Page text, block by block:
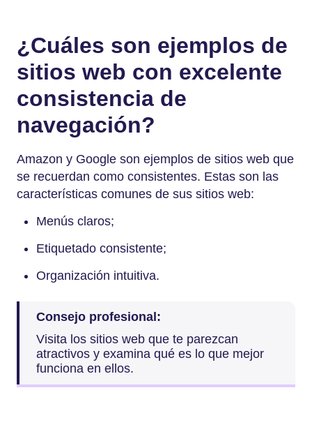
¿Cuáles son ejemplos de
sitios web con excelente
consistencia de
navegación?
Amazon y Google son ejemplos de sitios web que
se recuerdan como consistentes. Estas son las
características comunes de sus sitios web:
Menús claros;
Etiquetado consistente;
Organización intuitiva.
Consejo profesional:
Visita los sitios web que te parezcan
atractivos y examina qué es lo que mejor
funciona en ellos.